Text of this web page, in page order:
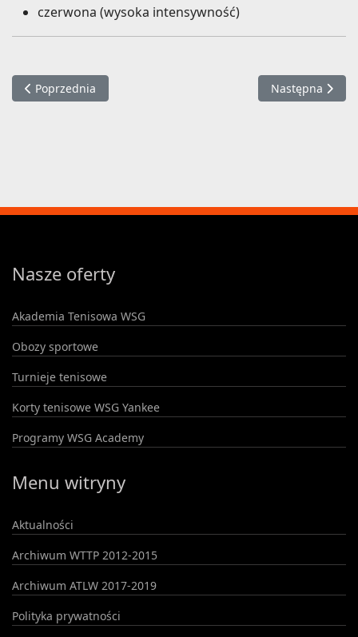
czerwona (wysoka intensywność)
Poprzednia strona: WSG Tennis10's CUP by WILSON
Poprzednia Następna
Następna
Nasze oferty
Akademia Tenisowa WSG
Obozy sportowe
Turnieje tenisowe
Korty tenisowe WSG Yankee
Programy WSG Academy
Menu witryny
Aktualności
Archiwum WTTP 2012-2015
Archiwum ATLW 2017-2019
Polityka prywatności